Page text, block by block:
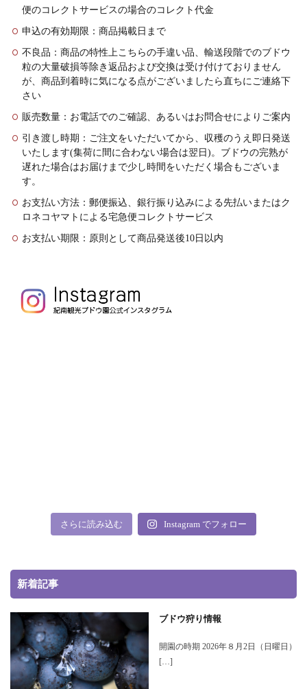
便のコレクトサービスの場合のコレクト代金
申込の有効期限：商品掲載日まで
不良品：商品の特性上こちらの手違い品、輸送段階でのブドウ
粒の大量破損等除き返品および交換は受け付けておりません
が、商品到着時に気になる点がございましたら直ちにご連絡下
さい
販売数量：お電話でのご確認、あるいはお問合せによりご案内
引き渡し時期：ご注文をいただいてから、収穫のうえ即日発送
いたします(集荷に間に合わない場合は翌日)。ブドウの完熟が
遅れた場合はお届けまで少し時間をいただく場合もございま
す。
お支払い方法：郵便振込、銀行振り込みによる先払いまたはク
ロネコヤマトによる宅急便コレクトサービス
お支払い期限：原則として商品発送後10日以内
さらに読み込む Instagram でフォロー
新着記事
ブドウ狩り情報
開園の時期 2026年８月2日（日曜日）
[…]